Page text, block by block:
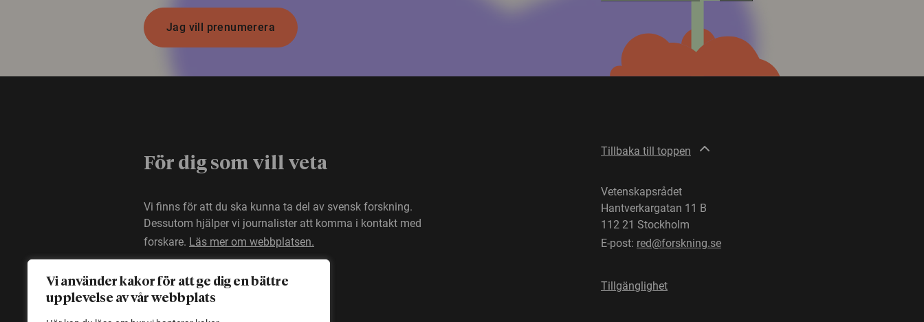
Vi använder kakor för att ge dig en bättre
upplevelse av vår webbplats
Jag vill prenumerera
För dig som vill veta
Vi finns för att du ska kunna ta del av svensk forskning.
Dessutom hjälper vi journalister att komma i kontakt med
forskare. Läs mer om webbplatsen.
Tillbaka till toppen
Vetenskapsrådet
Hantverkargatan 11 B
112 21 Stockholm
E-post: red@forskning.se
Tillgänglighet